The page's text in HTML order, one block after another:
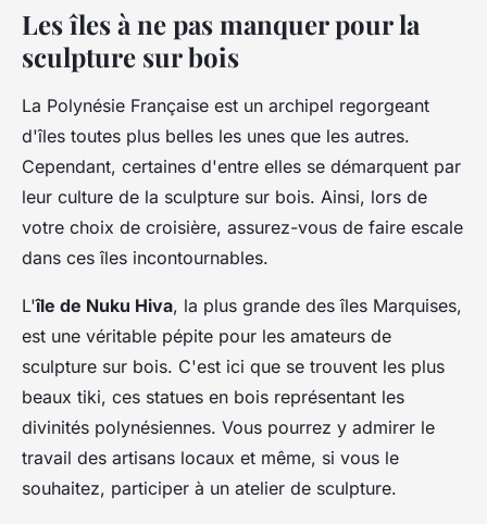
Les îles à ne pas manquer pour la
sculpture sur bois
La Polynésie Française est un archipel regorgeant
d'îles toutes plus belles les unes que les autres.
Cependant, certaines d'entre elles se démarquent par
leur culture de la sculpture sur bois. Ainsi, lors de
votre choix de croisière, assurez-vous de faire escale
dans ces îles incontournables.
L'île de Nuku Hiva, la plus grande des îles Marquises,
est une véritable pépite pour les amateurs de
sculpture sur bois. C'est ici que se trouvent les plus
beaux tiki, ces statues en bois représentant les
divinités polynésiennes. Vous pourrez y admirer le
travail des artisans locaux et même, si vous le
souhaitez, participer à un atelier de sculpture.